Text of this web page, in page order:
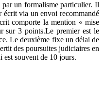
par un formalisme particulier. Il
écrit via un envoi recommandé
comporte la mention « mise
sur 3 points.Le premier est le
Le deuxième fixe un délai de
des poursuites judiciaires en
est souvent de 10 jours.